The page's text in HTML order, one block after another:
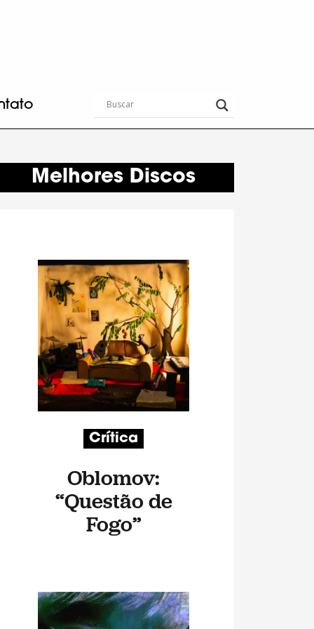
Melhores Discos
Crítica
Oblomov:
“Questão de
Fogo”